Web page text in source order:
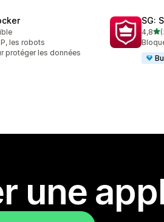
les robots
protéger les données
SG:
4,8
38
une